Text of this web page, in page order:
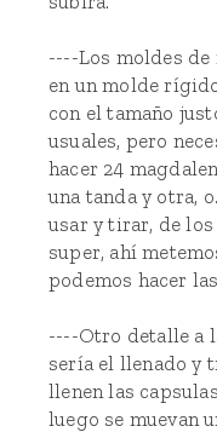
----Los moldes
en un molde
con el tamaño
usuales, pero
hacer 24
una tanda y otra,
usar y tirar, de los
super, ahí
podemos hacer
----Otro detalle a
sería el llenado y
llenen las
luego se muevan